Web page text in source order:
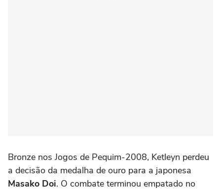
Bronze nos Jogos de Pequim-2008, Ketleyn perdeu
a decisão da medalha de ouro para a japonesa
Masako Doi. O combate terminou empatado no